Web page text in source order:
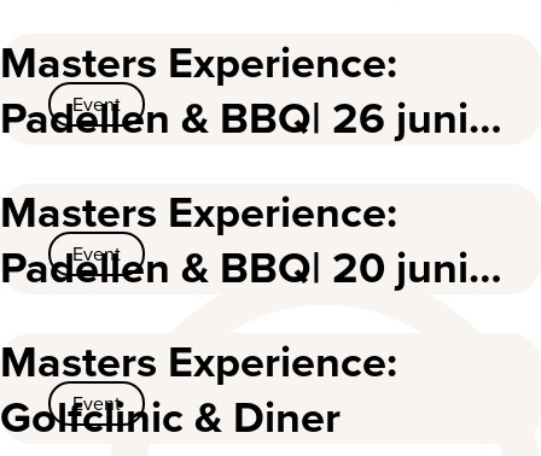
Event
Masters Experience:
Padellen & BBQ| 26 juni
Event
Masters Experience:
Padellen & BBQ| 20 juni
Event
Masters Experience:
Golfclinic & Diner